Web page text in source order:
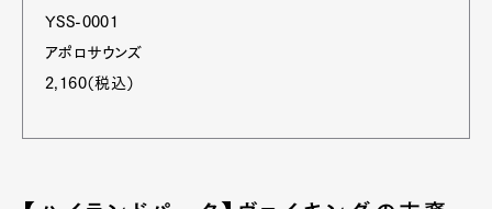
YSS-0001
アポロサウンズ
2,160（税込）